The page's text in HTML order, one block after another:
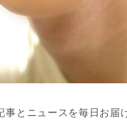
事とニュースを毎日お届